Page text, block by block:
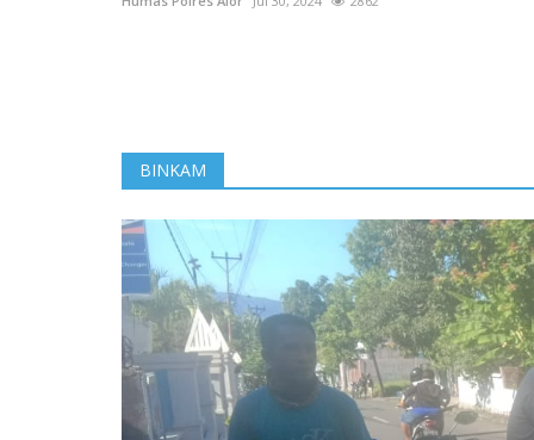
BINKAM